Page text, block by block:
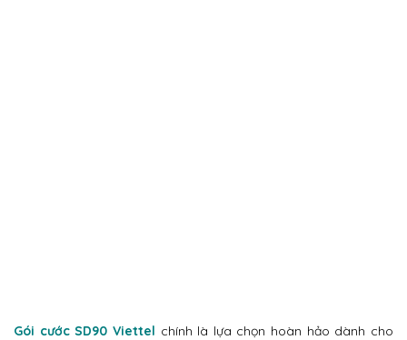
Gói cước SD90 Viettel chính là lựa chọn hoàn hảo dành cho